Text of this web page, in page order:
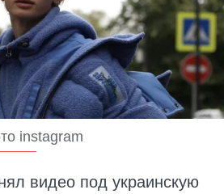
instagram
видео под украинскую